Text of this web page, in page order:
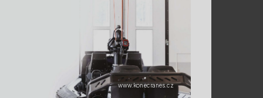
www.konecranes.cz